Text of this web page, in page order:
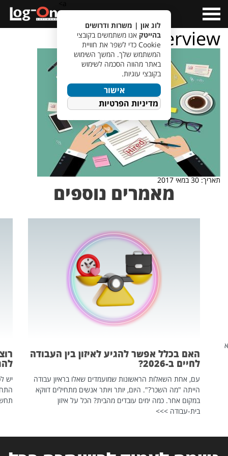
Menu
job-interview
תאריך: 30 במאי 2017
מאמרים נוספים
האם בכלל אפשר להגיע לאיזון בין העבודה
לחיים ב-2026?
עם, אחת השאלות הראשונות שמועמדים שאלו בראיון עבודה
הייתה "מה השכר?". היום, יותר ויותר אנשים מתחילים דווקא
במקום אחר. כמה ימים עובדים מהבית? הכל על איזון
בית-עבודה >>>
יש
לוג און | משרות ודרושים
בהייטק אנו משתמשים בקובצי
Cookie כדי לשפר את חוויית
המשתמש שלך. המשך השימוש
באתר מהווה הסכמה לשימוש
בקובצי עוגיות.
אישור
מדיניות הפרטיות